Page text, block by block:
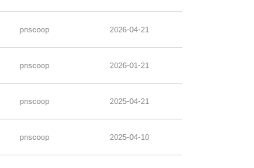
pnscoop 2026-04-21
pnscoop 2026-01-21
pnscoop 2025-04-21
pnscoop 2025-04-10